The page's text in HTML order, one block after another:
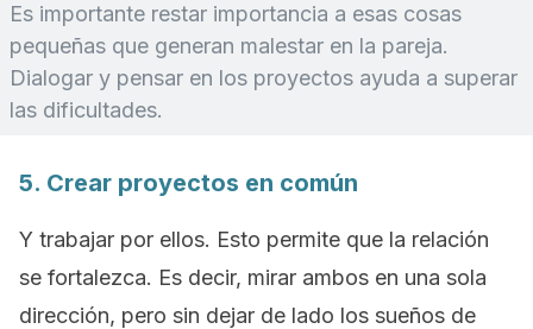
Es importante restar importancia a esas cosas
pequeñas que generan malestar en la pareja.
Dialogar y pensar en los proyectos ayuda a superar
las dificultades.
5. Crear proyectos en común
Y trabajar por ellos. Esto permite que la relación
se fortalezca. Es decir, mirar ambos en una sola
dirección, pero sin dejar de lado los sueños de